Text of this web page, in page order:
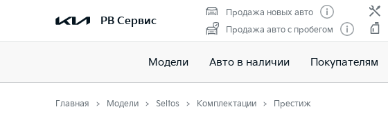
РВ Сервис
Продажа новых авто
Продажа авто с пробегом
Модели Авто в наличии Покупателям
Главная Модели Seltos Комплектации Престиж